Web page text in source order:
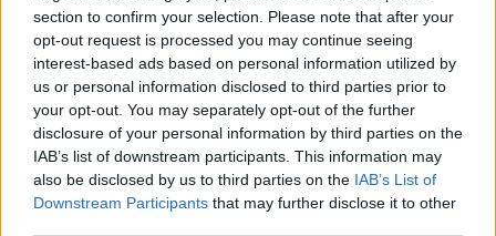
section to confirm your selection. Please note that after your
opt-out request is processed you may continue seeing
interest-based ads based on personal information utilized by
us or personal information disclosed to third parties prior to
your opt-out. You may separately opt-out of the further
disclosure of your personal information by third parties on the
IAB’s list of downstream participants. This information may
also be disclosed by us to third parties on the IAB’s List of
Downstream Participants that may further disclose it to other
Auto Pour Vous 9 juin 2026 0